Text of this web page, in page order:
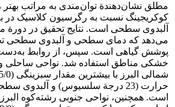
مطلق نشان‌دهندة توان‌مندی به مراتب
کوکریجینگ نسبت به رگرسیون کلاسیک در
آلبدوی سطحی است. نتایج تحقیق در دورة
می‌دهد که دمای سطحی و آلبدوی سطحی تحت
پوشش گیاهی است. سپس، از روابط
خشکی مناطق استفاده شد. نواحی ساحلی و
است. همچنین، نواحی جنوبی رشته‌کوه